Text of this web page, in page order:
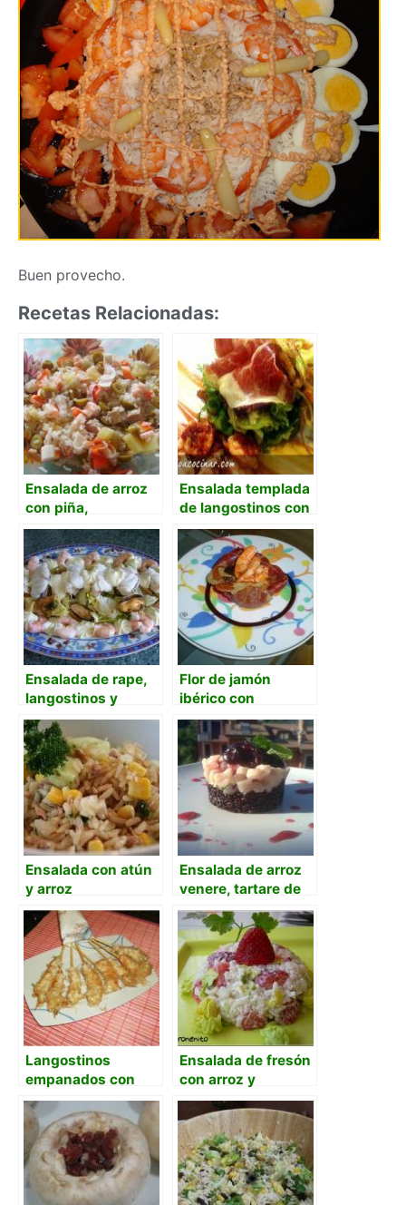
Buen provecho.
Recetas Relacionadas:
Ensalada de arroz
con piña,
langostinos y
mahonesa
Ensalada templada
de langostinos con
jamón ibérico,
verduras en
tempura y salsa
romesco
Ensalada de rape,
langostinos y
mejillones
Flor de jamón
ibérico con
ensalada de setas
y langostinos
Ensalada con atún
y arroz
Ensalada de arroz
venere, tartare de
pez espada y
compota de
cerezas
Langostinos
empanados con
fideos de arroz
Ensalada de fresón
con arroz y
anacardos